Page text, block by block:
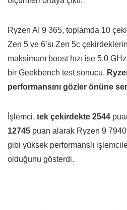
Ryzen AI 9 365, toplamda 10
Zen 5 ve 6’sı Zen 5c
maksimum boost hızı ise 5.0
bir Geekbench test sonucu,
performansını gözler önüne
İşlemci, tek çekirdekte 2544
12745 puan alarak Ryzen 9
gibi yüksek performanslı
olduğunu gösterdi.